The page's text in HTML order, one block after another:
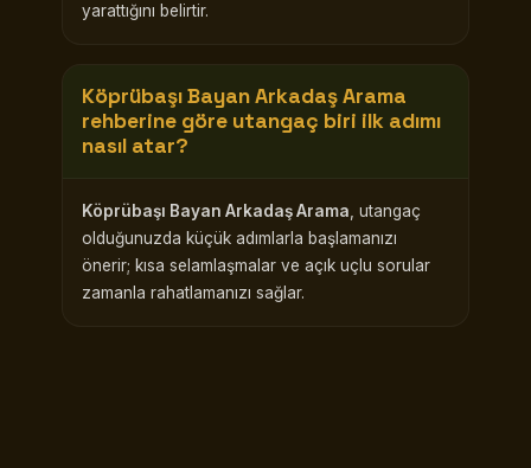
yarattığını belirtir.
Köprübaşı Bayan Arkadaş Arama
rehberine göre utangaç biri ilk adımı
nasıl atar?
Köprübaşı Bayan Arkadaş Arama , utangaç
olduğunuzda küçük adımlarla başlamanızı
önerir; kısa selamlaşmalar ve açık uçlu sorular
zamanla rahatlamanızı sağlar.